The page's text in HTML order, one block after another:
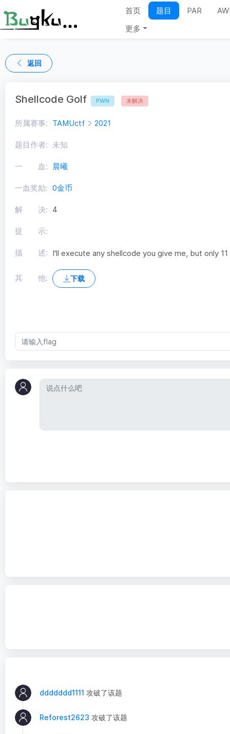
首页 题目 PAR
更多
返回
Shellcode Golf PWN 未解决
所属赛事: TAMUctf 2021
题目作者: 未知
一 血: 晨曦
一血奖励: 0金币
解 决: 4
提 示:
描 述: I'll execute any shellcode you give me, but only
其 他: 下载
ddddddd1111 攻破了该题
Reforest2623 攻破了该题